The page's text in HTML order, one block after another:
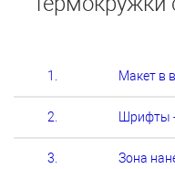
1. Макет в
2. Шрифты
3. Зона